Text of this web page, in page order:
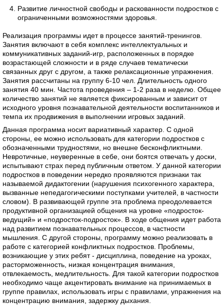
Развитие личностной свободы и раскованности подростков с
ограниченными возможностями здоровья.
Реализация программы идет в процессе занятий-тренингов.
Занятия включают в себя комплекс интеллектуальных и
коммуникативных заданий-игр, расположенных в порядке
возрастающей сложности и в ряде случаев тематически
связанных друг с другом, а также релаксационные упражнения.
Занятия рассчитаны на группу 6-10 чел. Длительность одного
занятия 40 мин. Частота проведения – 1-2 раза в неделю. Общее
количество занятий не является фиксированным и зависит от
исходного уровня познавательной деятельности воспитанников и
темпа их продвижения в выполнении игровых заданий.
Данная программа носит вариативный характер. С одной
стороны, ее можно использовать для категории подростков с
обозначенными трудностями, но внешне бесконфликтными.
Невротичные, неуверенные в себе, они боятся отвечать у доски,
испытывают страх перед публичным ответом. У данной категории
подростков в поведении нередко проявляются признаки так
называемой дидактогении (нарушения психогенного характера,
вызванные непедагогическими поступками учителей, в частности
словом). В развивающей группе эта проблема преодолевается
продуктивной организацией общения на уровне «подросток-
ведущий» и «подросток-подросток». В ходе общения идет работа
над развитием познавательных процессов, в частности
мышления. С другой стороны, программу можно реализовать в
работе с категорией конфликтных подростков. Проблемы,
возникающие у этих ребят - дисциплина, поведение на уроках,
расторможенность, низкая концентрация внимания,
отвлекаемость, медлительность. Для такой категории подростков
необходимо чаще акцентировать внимание на принимаемых в
группе правилах, использовать игры с правилами, упражнения на
концентрацию внимания, задержку дыхания.